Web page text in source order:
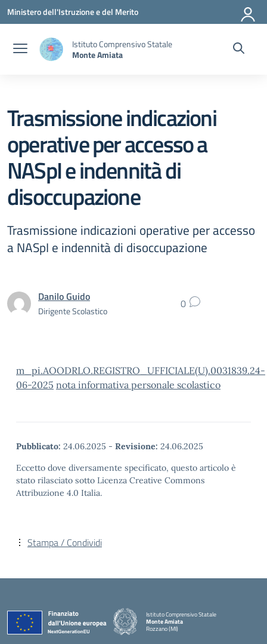
Vai ai contenuti
Vai al menu di navigazione
Vai al footer
Ministero dell'Istruzione e del Merito
Istituto Comprensivo Statale
Monte Amiata
Trasmissione indicazioni
operative per accesso a
NASpI e indennità di
disoccupazione
Trasmissione indicazioni operative per accesso
a NASpI e indennità di disoccupazione
Danilo Guido
Dirigente Scolastico 0
m_pi.AOODRLO.REGISTRO_UFFICIALE(U).0031839.24-
06-2025 nota informativa personale scolastico
Pubblicato: 24.06.2025 - Revisione: 24.06.2025
Eccetto dove diversamente specificato, questo articolo è
stato rilasciato sotto Licenza Creative Commons
Attribuzione 4.0 Italia.
Stampa / Condividi
Istituto Comprensivo Statale
Monte Amiata
Rozzano (MI)